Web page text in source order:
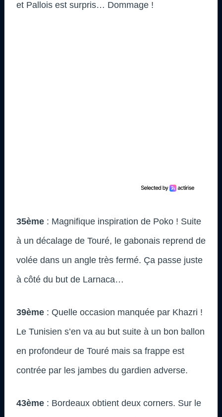
et Pallois est surpris… Dommage !
35ème : Magnifique inspiration de Poko ! Suite
à un décalage de Touré, le gabonais reprend de
volée dans un angle très fermé. Ça passe juste
à côté du but de Larnaca…
39ème : Quelle occasion manquée par Khazri !
Le Tunisien s’en va au but suite à un bon ballon
en profondeur de Touré mais sa frappe est
contrée par les jambes du gardien adverse.
43ème : Bordeaux obtient deux corners. Sur le